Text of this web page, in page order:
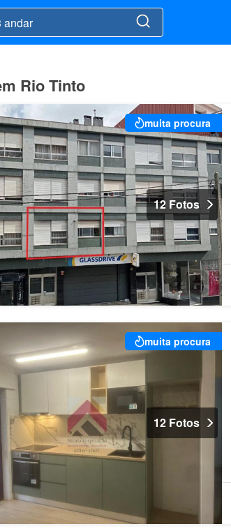
Rio Tinto
muita procura
12 Fotos
muita procura
12 Fotos